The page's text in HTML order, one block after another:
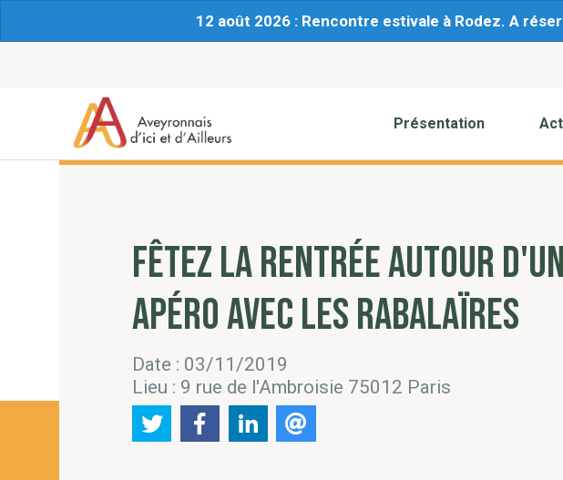
12 août 2026 : Rencontre estivale à Rodez. A
Présentation
FÊTEZ LA RENTRÉE AUTOUR D'UN
APÉRO AVEC LES RABALAÏRES
Date : 03/11/2019
Lieu : 9 rue de l'Ambroisie 75012 Paris